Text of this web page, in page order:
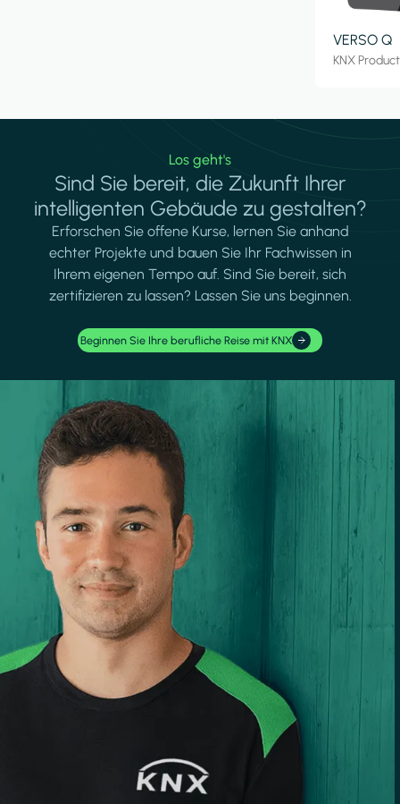
VERSO Q
KNX
Los geht's
Sind Sie bereit, die Zukunft Ihrer
intelligenten Gebäude zu gestalten?
Erforschen Sie offene Kurse, lernen Sie anhand
echter Projekte und bauen Sie Ihr Fachwissen in
Ihrem eigenen Tempo auf. Sind Sie bereit, sich
zertifizieren zu lassen? Lassen Sie uns beginnen.
Beginnen Sie Ihre berufliche Reise mit KNX